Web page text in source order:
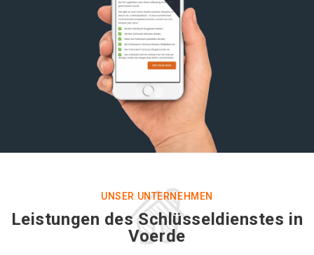
UNSER UNTERNEHMEN
Leistungen des Schlüsseldienstes in
Voerde